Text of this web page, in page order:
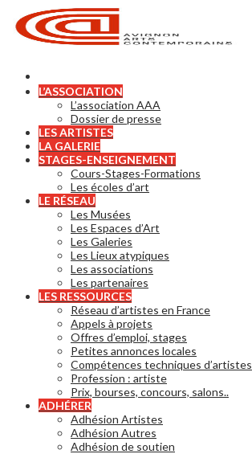
L’ASSOCIATION
L’association AAA
Dossier de presse
LES ARTISTES
LA GALERIE
STAGES-ENSEIGNEMENT
Cours-Stages-Formations
Les écoles d’art
LE RÉSEAU
Les Musées
Les Espaces d’Art
Les Galeries
Les Lieux atypiques
Les associations
Les partenaires
LES RESSOURCES
Réseau d’artistes en France
Appels à projets
Offres d’emploi, stages
Petites annonces locales
Compétences techniques d’artistes
Profession : artiste
Prix, bourses, concours, salons..
ADHÉRER
Adhésion Artistes
Adhésion Autres
Adhésion de soutien